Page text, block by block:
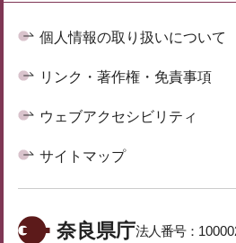
個人情報の取り扱いについて
リンク・著作権・免責事項
ウェブアクセシビリティ
サイトマップ
奈良県庁法人番号：